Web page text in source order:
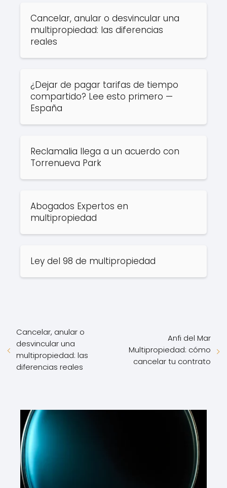
Cancelar, anular o desvincular una
multipropiedad: las diferencias
reales
¿Dejar de pagar tarifas de tiempo
compartido? Lee esto primero —
España
Reclamalia llega a un acuerdo con
Torrenueva Park
Abogados Expertos en
multipropiedad
Ley del 98 de multipropiedad
Cancelar, anular o
desvincular una
multipropiedad: las
diferencias reales
Anfi del Mar
Multipropiedad: cómo
cancelar tu contrato